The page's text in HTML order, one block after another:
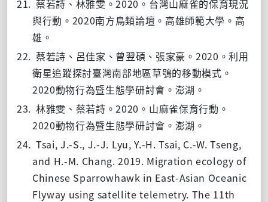
21. 蔡若詩、林雅雯。2020 。台灣山麻雀的保育現況
與行動。 2020南方鳥類論壇。高雄師範大學。高
雄。
22. 蔡若詩、呂佳家、曾翌碩、張家豪。 2020 。利用
衛星追蹤探討臺灣南部地區草鴞的移動模式。
2020動物行為暨生態學研討會。澎湖。
23. 林雅雯、蔡若詩。2020 。山麻雀保育行動。
2020動物行為暨生態學研討會。澎湖。
24. Tsai, J.-S., J.-J. Lyu, Y.-H. Tsai, C.-W. Tseng,
and H.-M. Chang. 2019. Migration ecology of
Chinese Sparrowhawk in East-Asian Oceanic
Flyway using satellite telemetry. The 11th